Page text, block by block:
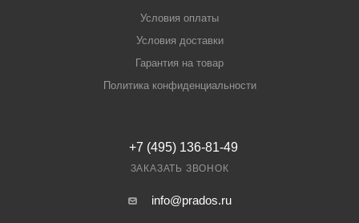
Условия оплаты
Условия доставки
Гарантия на товар
Политика конфиденциальности
+7 (495) 136-81-49
ЗАКАЗАТЬ ЗВОНОК
info@prados.ru